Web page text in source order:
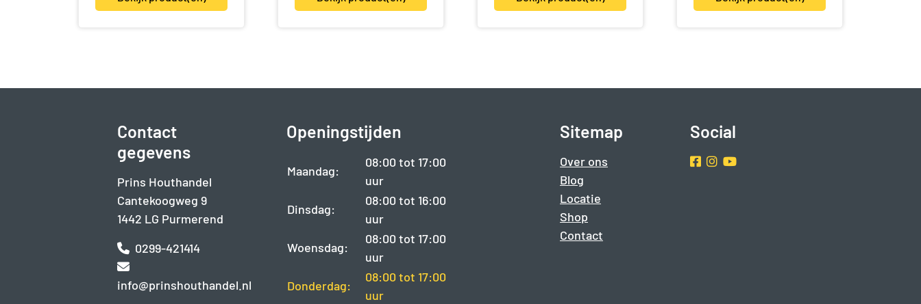
Contact
gegevens
Prins Houthandel
Cantekoogweg 9
1442 LG Purmerend
0299-421414
info@prinshouthandel.nl
Openingstijden
Maandag:
08:00 tot 17:00
uur
Dinsdag:
08:00 tot 16:00
uur
Woensdag:
08:00 tot 17:00
uur
Donderdag:
08:00 tot 17:00
uur
Sitemap
Over ons
Blog
Locatie
Shop
Contact
Social
Facebook
Instragram
Youtube